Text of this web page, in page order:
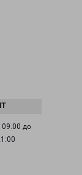
09:00 до